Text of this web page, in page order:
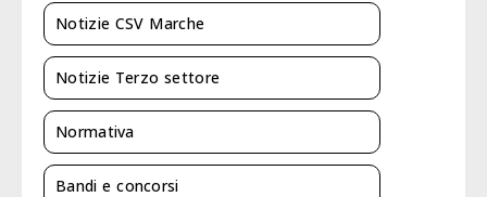
Notizie CSV Marche
Notizie Terzo settore
Normativa
Bandi e concorsi